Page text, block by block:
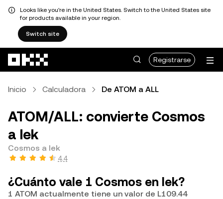
Looks like you're in the United States. Switch to the United States site
for products available in your region.
Switch site
Registrarse
Inicio Calculadora De ATOM a ALL
ATOM/ALL: convierte Cosmos
a lek
Cosmos a lek
4.4
¿Cuánto vale 1 Cosmos en lek?
1 ATOM actualmente tiene un valor de L109.44